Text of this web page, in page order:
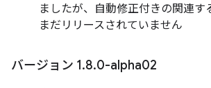
ましたが、自動修正付きの関連す
まだリリースされていません
バージョン 1.8.0-alpha02